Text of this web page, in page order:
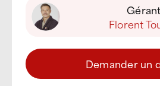
Florent
Demander un